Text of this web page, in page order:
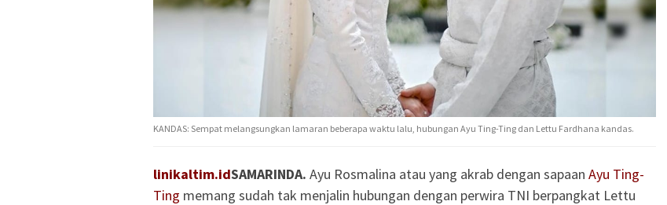
KANDAS: Sempat melangsungkan lamaran beberapa waktu lalu, hubungan Ayu Ting-Ting dan Lettu Fardhana kandas.
linikaltim.idSAMARINDA. Ayu Rosmalina atau yang akrab dengan sapaan Ayu Ting-
Ting memang sudah tak menjalin hubungan dengan perwira TNI berpangkat Lettu